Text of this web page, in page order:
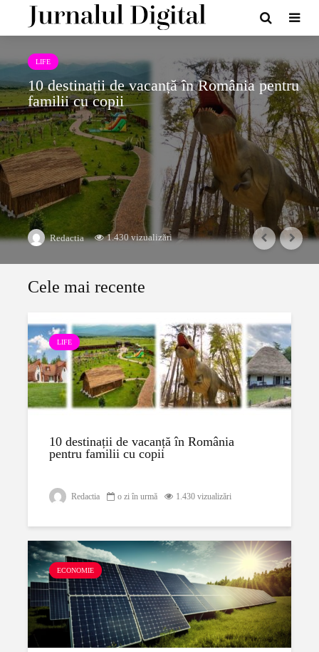
LIFE
10 destinații de vacanță în România pentru
familii cu copii
Redactia 1.430 vizualizări
Cele mai recente
LIFE
10 destinații de vacanță în România
pentru familii cu copii
Redactia o zi în urmă 1.430 vizualizări
ECONOMIE